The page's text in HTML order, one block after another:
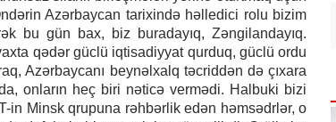
Azərbaycan tarixində həlledici rolu bizim
bu gün bax, biz buradayıq, Zəngilandayıq.
qədər güclü iqtisadiyyat qurduq, güclü ordu
Azərbaycanı beynəlxalq təcriddən də çıxara
onların heç biri nəticə vermədi. Halbuki bizi
in Minsk qrupuna rəhbərlik edən həmsədrlər, o